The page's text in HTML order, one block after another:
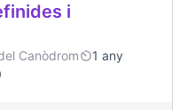
i
Canòdrom
1 any